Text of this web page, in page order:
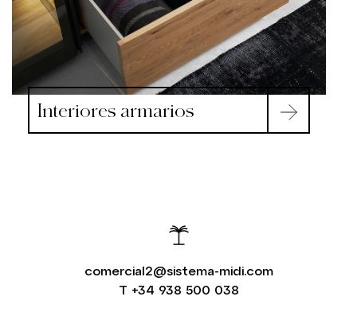
Interiores armarios
comercial2@sistema-midi.com
T +34 938 500 038